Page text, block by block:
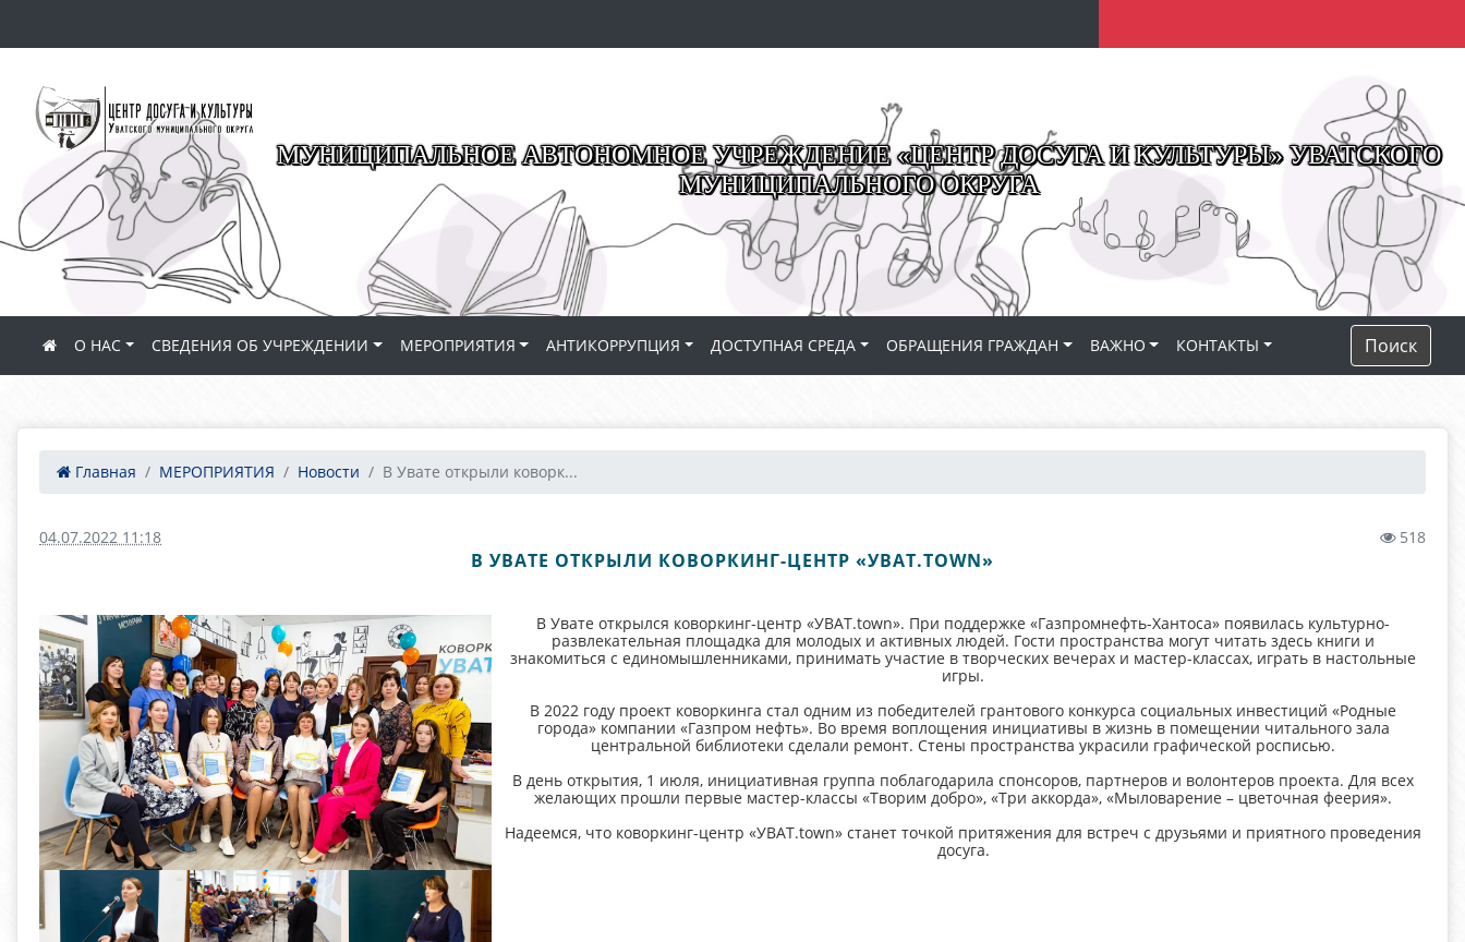
МУНИЦИПАЛЬНОЕ АВТОНОМНОЕ УЧРЕЖДЕНИЕ «ЦЕНТР ДОСУГА И КУЛЬТУРЫ» УВАТСКОГО
МУНИЦИПАЛЬНОГО ОКРУГА
О НАС СВЕДЕНИЯ ОБ УЧРЕЖДЕНИИ МЕРОПРИЯТИЯ АНТИКОРРУПЦИЯ ДОСТУПНАЯ СРЕДА ОБРАЩЕНИЯ ГРАЖДАН ВАЖНО КОНТАКТЫ Поиск
Главная МЕРОПРИЯТИЯ Новости В Увате открыли коворк...
04.07.2022 11:18 518
В УВАТЕ ОТКРЫЛИ КОВОРКИНГ-ЦЕНТР «УВАТ.TOWN»
В Увате открылся коворкинг-центр «УВАТ.town». При поддержке «Газпромнефть-Хантоса» появилась культурно-
развлекательная площадка для молодых и активных людей. Гости пространства могут читать здесь книги и
знакомиться с единомышленниками, принимать участие в творческих вечерах и мастер-классах, играть в настольные
игры.
В 2022 году проект коворкинга стал одним из победителей грантового конкурса социальных инвестиций «Родные
города» компании «Газпром нефть». Во время воплощения инициативы в жизнь в помещении читального зала
центральной библиотеки сделали ремонт. Стены пространства украсили графической росписью.
В день открытия, 1 июля, инициативная группа поблагодарила спонсоров, партнеров и волонтеров проекта. Для всех
желающих прошли первые мастер-классы «Творим добро», «Три аккорда», «Мыловарение – цветочная феерия».
Надеемся, что коворкинг-центр «УВАТ.town» станет точкой притяжения для встреч с друзьями и приятного проведения
досуга.